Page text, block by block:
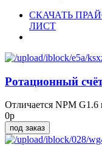
СКАЧАТЬ
ЛИСТ
Ротационный
Отличается NPM
0р
под заказ